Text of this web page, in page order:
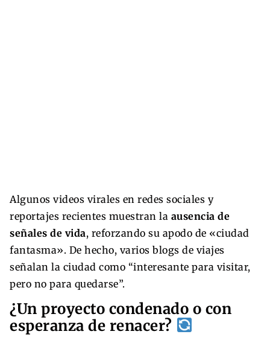
Algunos videos virales en redes sociales y
reportajes recientes muestran la ausencia de
señales de vida, reforzando su apodo de «ciudad
fantasma». De hecho, varios blogs de viajes
señalan la ciudad como “interesante para visitar,
pero no para quedarse”.
¿Un proyecto condenado o con
esperanza de renacer?